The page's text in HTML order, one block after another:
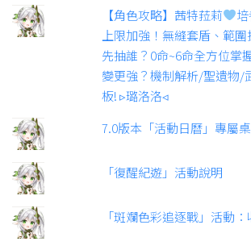
【角色攻略】茜特菈莉
上限加強！無縫套盾、範
先抽誰？0命~6命全方位掌
變更強？機制解析/聖遺物/
板! ▹璐洛洛◃
7.0版本「活動日曆」專屬
「復醒紀遊」活動說明
「斑斕色彩追逐戰」活動